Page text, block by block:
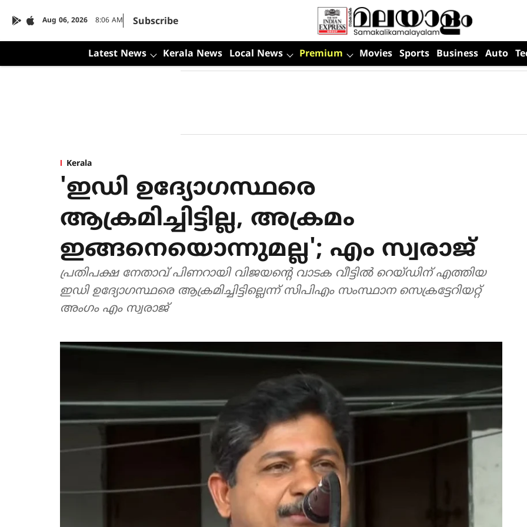
Aug 06, 2026 8:06 AM Subscribe
Latest News Kerala News Local News Premium Movies Sports Business Auto
Kerala
'ഇഡി ഉദ്യോഗസ്ഥരെ
ആക്രമിച്ചിട്ടില്ല, അക്രമം
ഇങ്ങനെയൊന്നുമല്ല'; എം സ്വരാജ്
പ്രതിപക്ഷ നേതാവ് പിണറായി വിജയന്റെ വാടക വീട്ടില്‍ റെയ്ഡിന് എത്തിയ
ഇഡി ഉദ്യോഗസ്ഥരെ ആക്രമിച്ചിട്ടില്ലെന്ന് സിപിഎം സംസ്ഥാന സെക്രട്ടേറിയറ്റ്
അംഗം എം സ്വരാജ്